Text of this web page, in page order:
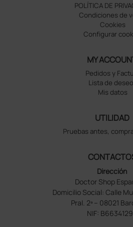
POLÍTICA DE
Condiciones de
Cookies
Configurar
MY
Pedidos y
Lista de
Mis datos
UTILIDAD
Pruebas antes,
Dirección
Doctor Shop
Domicilio Social: Calle
Pral. 2ª – 08021
NIF: